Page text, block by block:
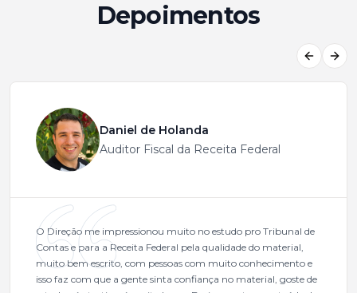
Depoimentos
Daniel de Holanda
Auditor Fiscal da Receita Federal
O Direção me impressionou muito no estudo pro Tribunal de
Contas e para a Receita Federal pela qualidade do material,
muito bem escrito, com pessoas com muito conhecimento e
isso faz com que a gente sinta confiança no material, goste de